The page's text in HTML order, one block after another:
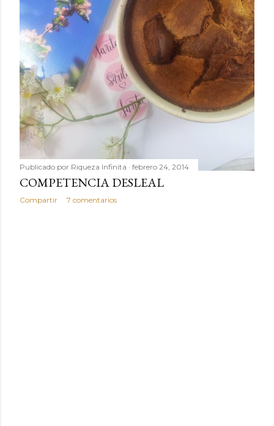
Publicado por Riqueza Infinita febrero 24, 2014
COMPETENCIA DESLEAL
Compartir 7 comentarios